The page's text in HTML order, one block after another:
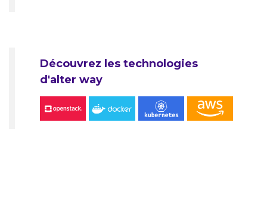
Découvrez les technologies
d'alter way